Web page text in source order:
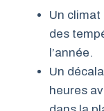
Un climat
des
l’année.
Un
heures